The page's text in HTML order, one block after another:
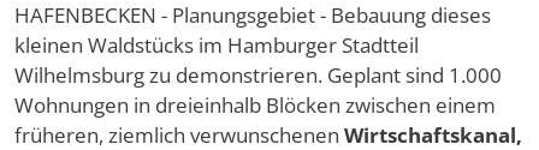
HAFENBECKEN - Planungsgebiet - Bebauung dieses
kleinen Waldstücks im Hamburger Stadtteil
Wilhelmsburg zu demonstrieren. Geplant sind 1.000
Wohnungen in dreieinhalb Blöcken zwischen einem
früheren, ziemlich verwunschenen Wirtschaftskanal,